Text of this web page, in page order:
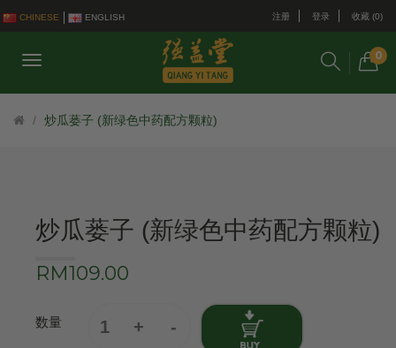
CHINESE ENGLISH 注册 登录 收藏 (0)
0
炒瓜蒌子 (新绿色中药配方颗粒)
炒瓜蒌子 (新绿色中药配方颗粒)
RM109.00
数量